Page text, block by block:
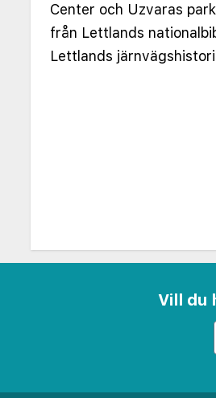
Center och Uzvaras
från Lettlands
Lettlands
Vill du